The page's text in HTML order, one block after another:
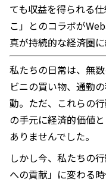
ても収益を得られる
こ」とのコラボが
真が持続的な経済圏
私たちの日常は、無
ビニの買い物、通勤
動。ただ、これらの
の手元に経済的価値
ありませんでした。
しかし今、私たちの
への貢献」に変わる